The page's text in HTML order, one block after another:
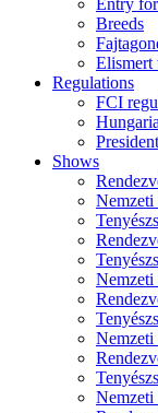
Entry
Breeds
Elismert
Regulations
FCI
Shows
Nemzeti
Nemzeti
Nemzeti
Nemzeti